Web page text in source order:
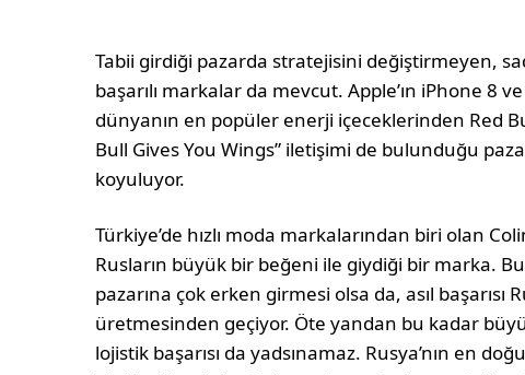
Tabii girdiği pazarda stratejisini değiştirmeyen,
başarılı markalar da mevcut. Apple’ın iPhone 8
dünyanın en popüler enerji içeceklerinden Red
Bull Gives You Wings” iletişimi de bulunduğu
koyuluyor.
Türkiye’de hızlı moda markalarından biri olan
Rusların büyük bir beğeni ile giydiği bir marka.
pazarına çok erken girmesi olsa da, asıl
üretmesinden geçiyor. Öte yandan bu kadar
lojistik başarısı da yadsınamaz. Rusya’nın en